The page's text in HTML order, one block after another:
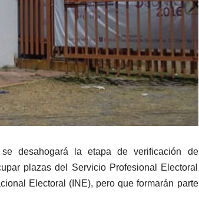
desahogará la etapa de verificación de
plazas del Servicio Profesional Electoral
Electoral (INE), pero que formarán parte